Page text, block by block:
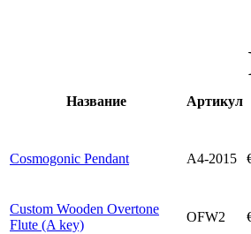
Название Артикул
Cosmogonic Pendant A4-2015
Custom Wooden Overtone
Flute (A key)
OFW2